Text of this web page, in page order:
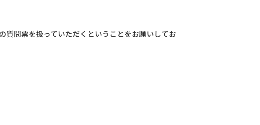
質問票を扱っていただくということをお願いしてお